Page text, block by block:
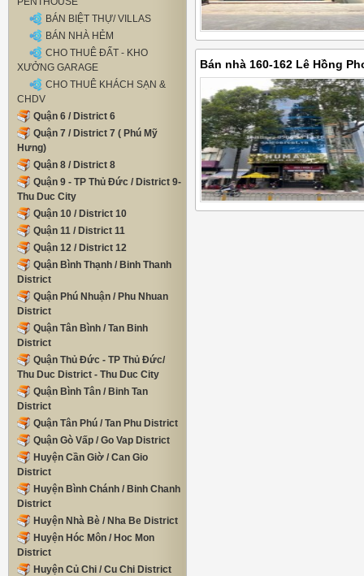
BÁN BIỆT THỰ/ VILLAS
BÁN NHÀ HẺM
CHO THUÊ ĐẤT - KHO
XƯỞNG GARAGE
CHO THUÊ KHÁCH SẠN &
CHDV
Quận 6 / District 6
Quận 7 / District 7 ( Phú Mỹ
Hưng)
Quận 8 / District 8
Quận 9 - TP Thủ Đức / District 9-
Thu Duc City
Quận 10 / District 10
Quận 11 / District 11
Quận 12 / District 12
Quận Bình Thạnh / Binh Thanh
District
Quận Phú Nhuận / Phu Nhuan
District
Quận Tân Bình / Tan Binh
District
Quận Thủ Đức - TP Thủ Đức/
Thu Duc District - Thu Duc City
Quận Bình Tân / Binh Tan
District
Quận Tân Phú / Tan Phu District
Quận Gò Vấp / Go Vap District
Huyện Cần Giờ / Can Gio
District
Huyện Bình Chánh / Binh Chanh
District
Huyện Nhà Bè / Nha Be District
Huyện Hóc Môn / Hoc Mon
District
Huyện Củ Chi / Cu Chi District
Bán nhà 160-162 Lê Hồng
diện tích 211,6m2, giá bán